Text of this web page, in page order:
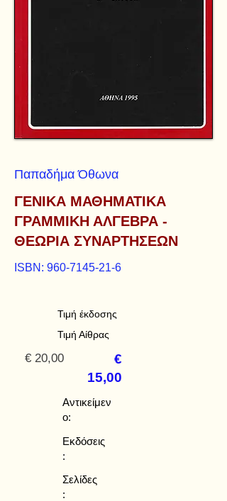
Παπαδήμα Όθωνα
ΓΕΝΙΚΑ ΜΑΘΗΜΑΤΙΚΑ
ΓΡΑΜΜΙΚΗ ΑΛΓΕΒΡΑ -
ΘΕΩΡΙΑ ΣΥΝΑΡΤΗΣΕΩΝ
ISBN: 960-7145-21-6
Τιμή έκδοσης
Τιμή Αίθρας
€ 20,00
€
15,00
Αντικείμεν
ο:
Εκδόσεις
:
Σελίδες
: